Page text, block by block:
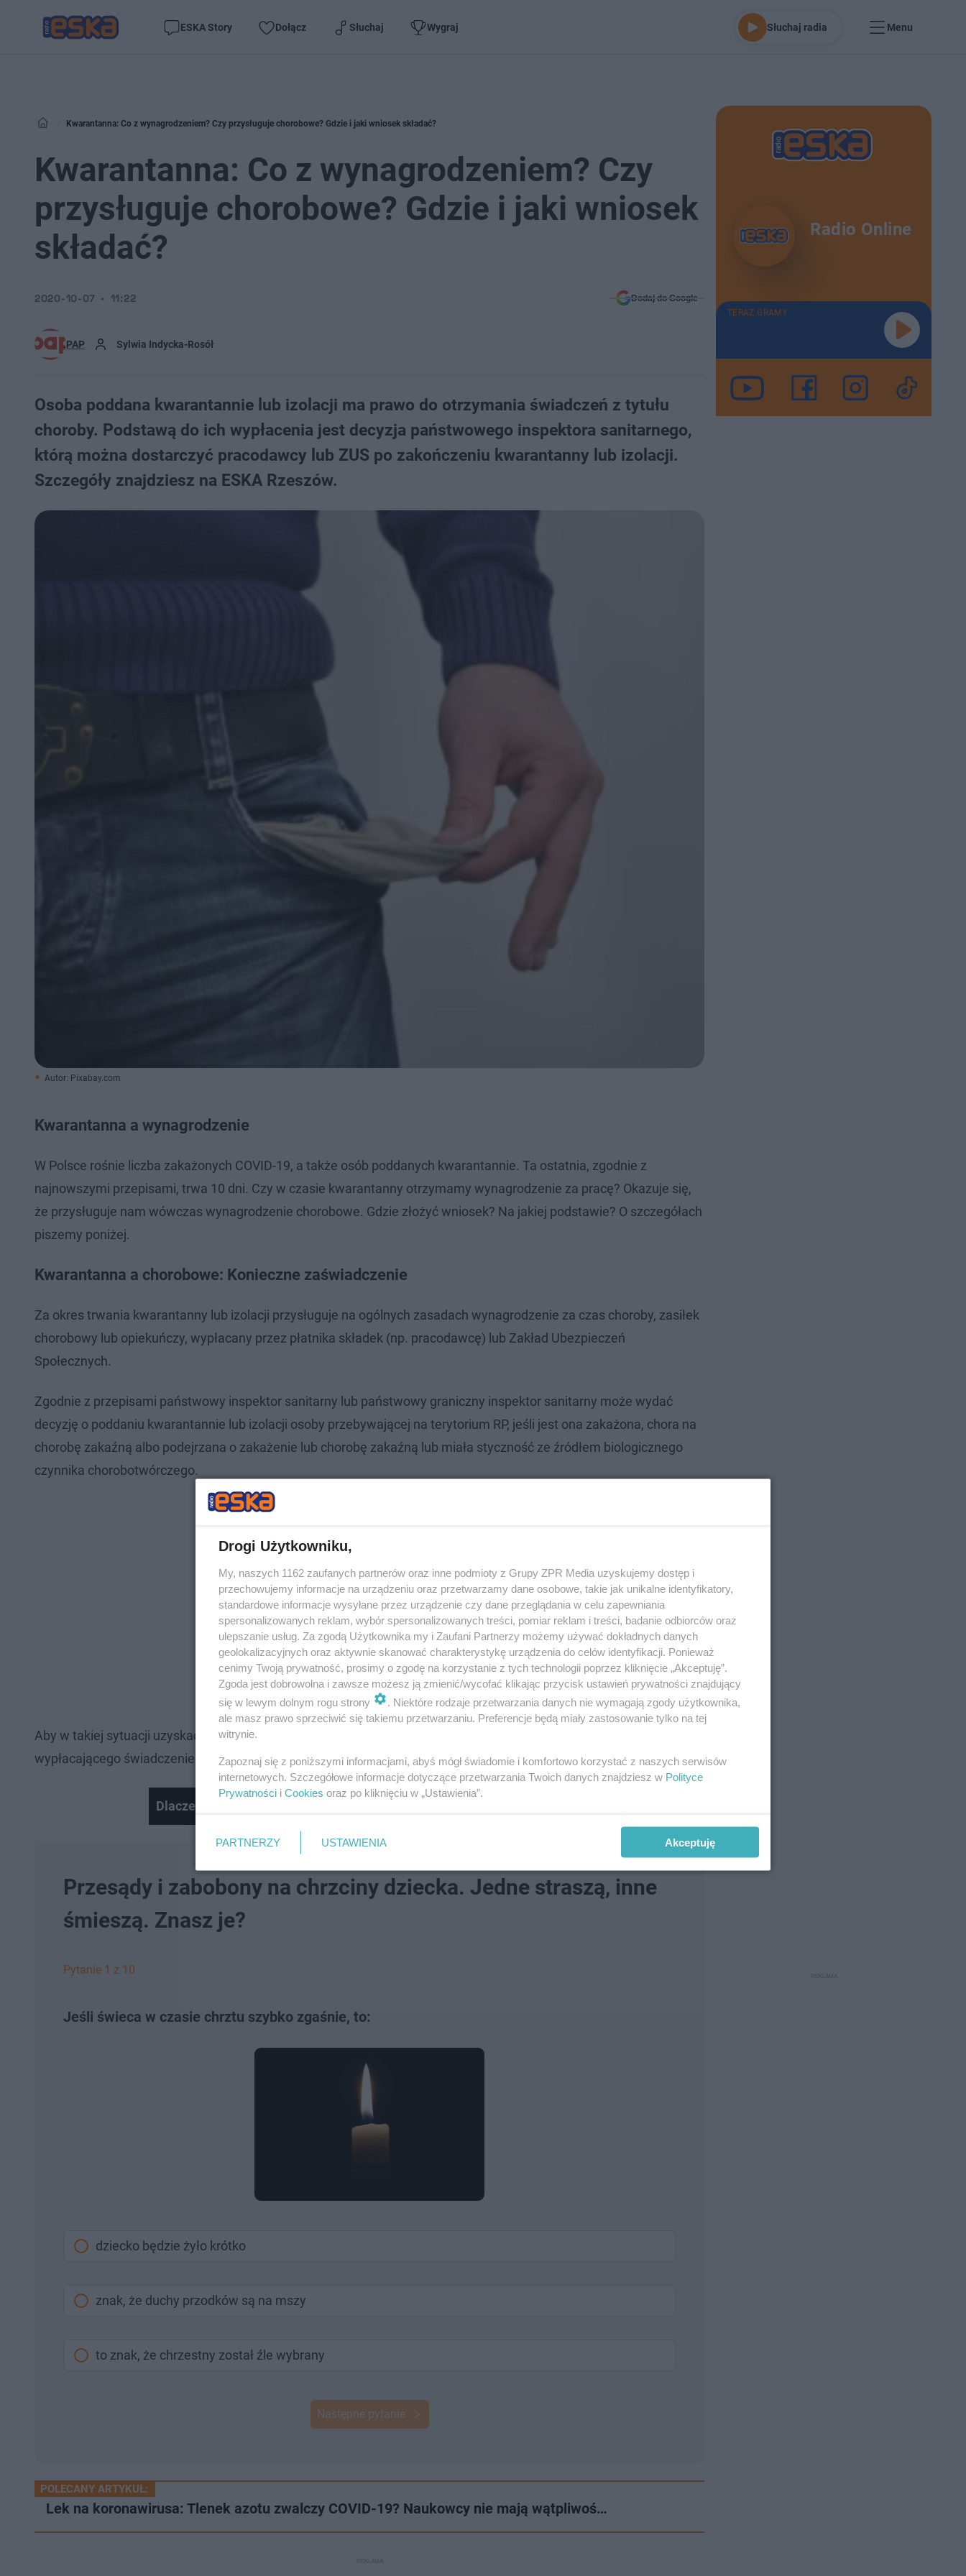
ESKA Story Dołącz Słuchaj Wygraj Słuchaj radia Menu
Kwarantanna: Co z wynagrodzeniem? Czy przysługuje chorobowe? Gdzie i jaki wniosek składać?
Kwarantanna: Co z wynagrodzeniem? Czy
przysługuje chorobowe? Gdzie i jaki wniosek
składać?
PAP Sylwia Indycka-Rosół
2020-10-07 11:22 Dodaj do Google
Osoba poddana kwarantannie lub izolacji ma prawo do otrzymania świadczeń z tytułu
choroby. Podstawą do ich wypłacenia jest decyzja państwowego inspektora sanitarnego,
którą można dostarczyć pracodawcy lub ZUS po zakończeniu kwarantanny lub izolacji.
Szczegóły znajdziesz na ESKA Rzeszów.
Autor: Pixabay.com
Kwarantanna a wynagrodzenie
W Polsce rośnie liczba zakażonych COVID-19, a także osób poddanych kwarantannie. Ta ostatnia, zgodnie z
najnowszymi przepisami, trwa 10 dni. Czy w czasie kwarantanny otrzymamy wynagrodzenie za pracę? Okazuje się,
że przysługuje nam wówczas wynagrodzenie chorobowe. Gdzie złożyć wniosek? Na jakiej podstawie? O szczegółach
piszemy poniżej.
Kwarantanna a chorobowe: Konieczne zaświadczenie
Za okres trwania kwarantanny lub izolacji przysługuje na ogólnych zasadach wynagrodzenie za czas choroby, zasiłek
chorobowy lub opiekuńczy, wypłacany przez płatnika składek (np. pracodawcę) lub Zakład Ubezpieczeń
Społecznych.
Zgodnie z przepisami państwowy inspektor sanitarny lub państwowy graniczny inspektor sanitarny może wydać
decyzję o poddaniu kwarantannie lub izolacji osoby przebywającej na terytorium RP, jeśli jest ona zakażona, chora na
chorobę zakaźną albo podejrzana o zakażenie lub chorobę zakaźną lub miała styczność ze źródłem biologicznego
czynnika chorobotwórczego.
Aby w takiej sytuacji uzyskać świadczenie z tytułu choroby, należy przekazać decyzję inspektora sanitarnego do
wypłacającego świadczenie (np. do pracodawcy, zleceniodawcy, ZUS).
Dlaczego warto jeść śliwki?
Nie można odtworzyć wideo
Przesądy i zabobony na chrzciny dziecka. Jedne straszą, inne
śmieszą. Znasz je?
Pytanie 1 z 10
Jeśli świeca w czasie chrztu szybko zgaśnie, to:
dziecko będzie żyło krótko
znak, że duchy przodków są na mszy
to znak, że chrzestny został źle wybrany
Następne pytanie
POLECANY ARTYKUŁ:
Lek na koronawirusa: Tlenek azotu zwalczy COVID-19? Naukowcy nie mają wątpliwoś…
Radio Online
TERAZ GRAMY
Drogi Użytkowniku,
My, naszych 1162 zaufanych partnerów oraz inne podmioty z Grupy ZPR Media uzyskujemy dostęp i
przechowujemy informacje na urządzeniu oraz przetwarzamy dane osobowe, takie jak unikalne identyfikatory,
standardowe informacje wysyłane przez urządzenie czy dane przeglądania w celu zapewniania
spersonalizowanych reklam, wybór spersonalizowanych treści, pomiar reklam i treści, badanie odbiorców oraz
ulepszanie usług. Za zgodą Użytkownika my i Zaufani Partnerzy możemy używać dokładnych danych
geolokalizacyjnych oraz aktywnie skanować charakterystykę urządzenia do celów identyfikacji. Ponieważ
cenimy Twoją prywatność, prosimy o zgodę na korzystanie z tych technologii poprzez kliknięcie „Akceptuję”.
Zgoda jest dobrowolna i zawsze możesz ją zmienić/wycofać klikając przycisk ustawień prywatności znajdujący
się w lewym dolnym rogu strony
. Niektóre rodzaje przetwarzania danych nie wymagają zgody użytkownika,
ale masz prawo sprzeciwić się takiemu przetwarzaniu. Preferencje będą miały zastosowanie tylko na tej
witrynie.
Zapoznaj się z poniższymi informacjami, abyś mógł świadomie i komfortowo korzystać z naszych serwisów
internetowych. Szczegółowe informacje dotyczące przetwarzania Twoich danych znajdziesz w Polityce
Prywatności i Cookies oraz po kliknięciu w „Ustawienia”.
PARTNERZY USTAWIENIA Akceptuję